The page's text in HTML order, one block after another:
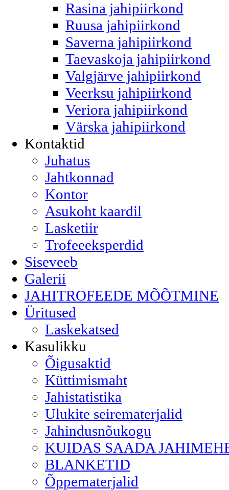
Rasina jahipiirkond
Ruusa jahipiirkond
Saverna jahipiirkond
Taevaskoja jahipiirkond
Valgjärve jahipiirkond
Veerksu jahipiirkond
Veriora jahipiirkond
Värska jahipiirkond
Kontaktid
Juhatus
Jahtkonnad
Kontor
Asukoht kaardil
Lasketiir
Trofeeeksperdid
Siseveeb
Galerii
JAHITROFEEDE MÕÕTMINE
Üritused
Laskekatsed
Kasulikku
Õigusaktid
Küttimismaht
Jahistatistika
Ulukite seirematerjalid
Jahindusnõukogu
KUIDAS SAADA
BLANKETID
Õppematerjalid